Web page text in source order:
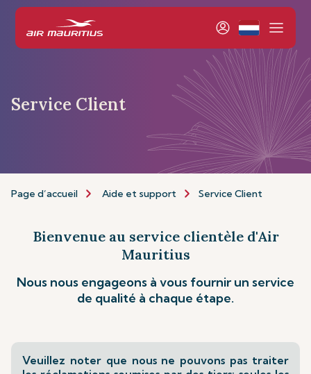
Service Client
Page d’accueil Aide et support Service Client
Bienvenue au service clientèle d'Air
Mauritius
Nous nous engageons à vous fournir un service
de qualité à chaque étape.
Veuillez noter que nous ne pouvons pas traiter